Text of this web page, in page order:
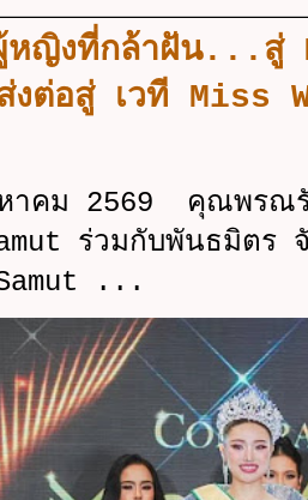
ผู้หญิงที่กล้าฝัน...
งต่อสู่ เวที
หาคม 2569 คุณพร
ร่วมกับพันธมิตร จั
...